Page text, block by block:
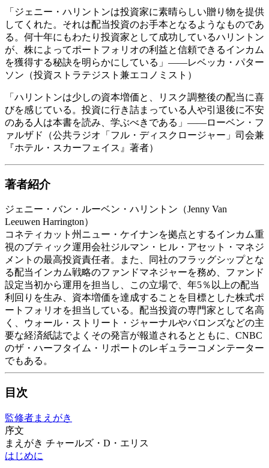
「ジェニー・ハリントンは投資家に素晴らしい贈り物を提供
してくれた。それは配当投資のお手本となるようなものであ
る。何十年にもわたり投資家として成功しているハリントン
が、株によってポートフォリオの利益と信頼できるインカム
を獲得する秘訣を明らかにしている」――レベッカ・パター
ソン（投資ストラテジスト兼エコノミスト）
「ハリントンは少しの資本増価と、リスク調整後の配当に喜
びを感じている。投資に行き詰まっている人や引退後に不安
のある人は本書を読み、学ぶべきである」――ローベン・フ
ァルザド（公共ラジオ「フル・ディスクロージャー」司会兼
『ホテル・スカーフェイス』著者）
著者紹介
ジェニー・バン・ルーベン・ハリントン（Jenny Van
Leeuwen Harrington）
コネティカット州ニュー・ケイナンを拠点とするインカム重
視のブティック運用会社ジルマン・ヒル・アセット・マネジ
メントの最高投資責任者。また、同社のフラッグシップとな
る配当インカム戦略のファンドマネジャーを務め、ファンド
設定当初から運用を担当し、この立場で、年5％以上の配当
利回りを生み、資本増価を達成することを目標とした株式ポ
ートフォリオを担当している。配当投資の専門家として名高
く、ウォール・ストリート・ジャーナルやバロンズなどの主
要な経済紙誌でよくその発言が報道されるとともに、CNBC
のザ・ハーフタイム・リポートのレギュラーコメンテーター
でもある。
目次
監修者まえがき
序文
まえがき チャールズ・D・エリス
はじめに